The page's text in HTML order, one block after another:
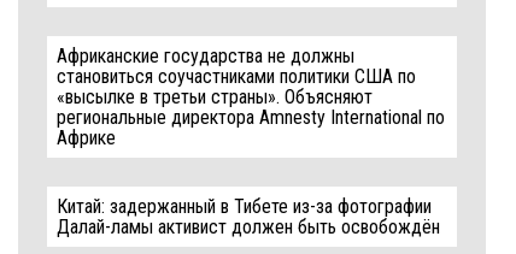
Африканские государства не должны
становиться соучастниками политики США по
«высылке в третьи страны». Объясняют
региональные директора Amnesty International по
Африке
Китай: задержанный в Тибете из-за фотографии
Далай-ламы активист должен быть освобождён